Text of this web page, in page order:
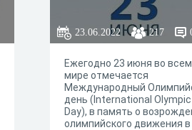
23.06.2022 217
Ежегодно 23 июня во всем
мире отмечается
Международный
день (International Olympic
Day), в память о
олимпийского движения в